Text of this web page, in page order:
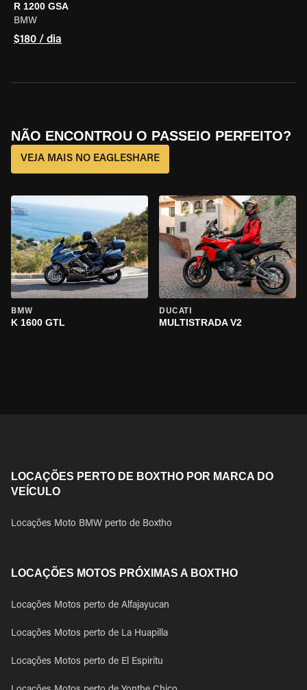
R 1200 GSA
BMW
$180 / dia
NÃO ENCONTROU O PASSEIO PERFEITO?
VEJA MAIS NO EAGLESHARE
BMW
K 1600 GTL
DUCATI
MULTISTRADA V2
LOCAÇÕES PERTO DE BOXTHO POR MARCA DO
VEÍCULO
Locações Moto BMW perto de Boxtho
LOCAÇÕES MOTOS PRÓXIMAS A BOXTHO
Locações Motos perto de Alfajayucan
Locações Motos perto de La Huapilla
Locações Motos perto de El Espiritu